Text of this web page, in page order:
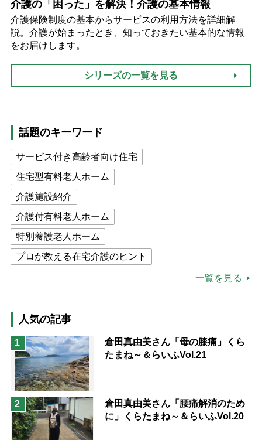
介護の「困った」を解決！介護の基本情報
介護保険制度の基本からサービスの利用方法を詳細解
説。介護が始まったとき、知っておきたい基本的な情報
をお届けします。
シリーズの一覧を見る
話題のキーワード
サービス付き高齢者向け住宅
住宅型有料老人ホーム
介護施設紹介
介護付有料老人ホーム
特別養護老人ホーム
プロが教える在宅介護のヒント
猫が母になつきません
息子の遠距離介護サバイバル術
兄がボケました
便利なサービス
予防法
一覧を見る
人気の記事
1
倉田真由美さん「母の膝痛」くら
たまね～＆らいふVol.21
2
倉田真由美さん「腰痛解消のため
に」くらたまね～＆らいふVol.20